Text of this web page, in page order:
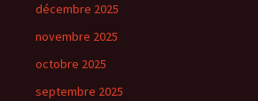
décembre 2025
novembre 2025
octobre 2025
septembre 2025